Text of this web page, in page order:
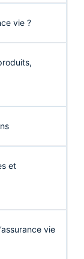
vie ?
et
vie